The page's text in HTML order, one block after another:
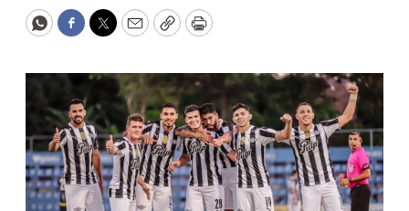
WhatsApp
Facebook
Twitter
EmailCopyPrint